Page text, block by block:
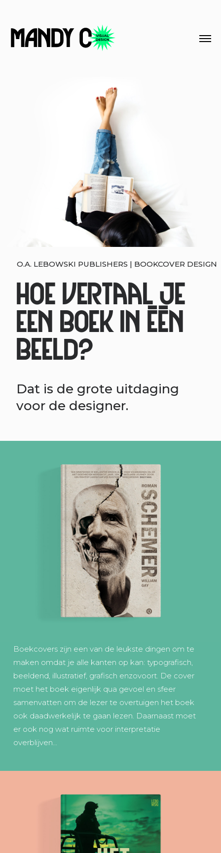
O.A. LEBOWSKI PUBLISHERS | BOOKCOVER DESIGN
Hoe vertaal je
een boek in één
beeld?
Dat is de grote uitdaging
voor de designer.
Boekcovers zijn een van de leukste dingen om te
maken omdat je alle kanten op kan: typografisch,
beeldend, illustratief, grafisch enzovoort. De cover
moet het boek eigenlijk qua gevoel en sfeer
samenvatten om de lezer te overtuigen het boek
ook daadwerkelijk te gaan lezen. Daarnaast moet
er ook nog wat ruimte voor interpretatie
overblijven...